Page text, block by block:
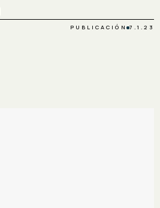
PUBLICACIÓN 7.1.23